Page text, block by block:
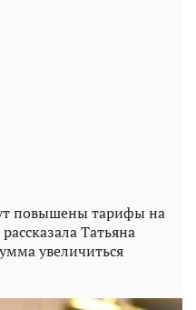
повышены тарифы на
Татьяна
увеличиться